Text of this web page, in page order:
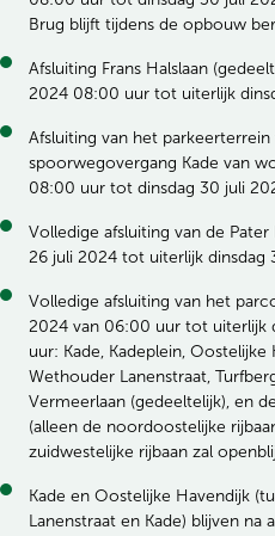
Brug blijft tijdens de opbouw
Afsluiting Frans Halslaan
2024 08:00 uur tot uiterlijk
Afsluiting van het
spoorwegovergang Kade van
08:00 uur tot dinsdag 30 juli
Volledige afsluiting van de Pater
26 juli 2024 tot uiterlijk dinsdag
Volledige afsluiting van het
2024 van 06:00 uur tot uiterlijk
uur: Kade, Kadeplein, Oostelijke
Wethouder Lanenstraat,
Vermeerlaan (gedeeltelijk), en
(alleen de noordoostelijke
zuidwestelijke rijbaan zal
Kade en Oostelijke Havendijk
Lanenstraat en Kade) blijven